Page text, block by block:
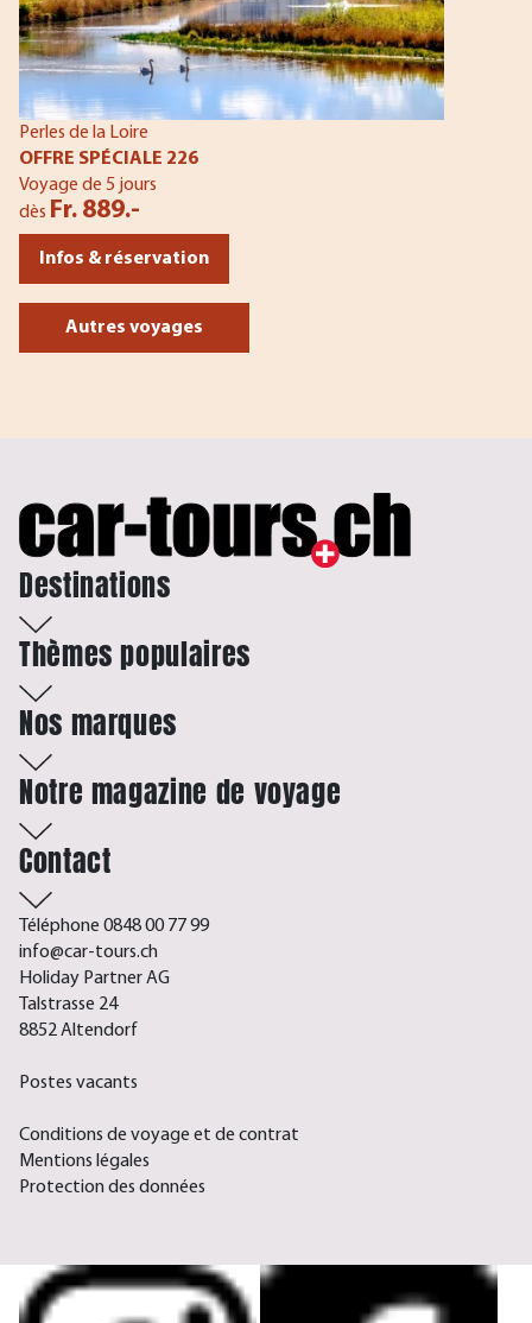
Perles de la Loire
OFFRE SPÉCIALE 226
Voyage de 5 jours
dès Fr. 889.-
Infos & réservation
Autres voyages
Destinations
Thèmes populaires
Nos marques
Notre magazine de voyage
Contact
Téléphone 0848 00 77 99
info@car-tours.ch
Holiday Partner AG
Talstrasse 24
8852 Altendorf
Postes vacants
Conditions de voyage et de contrat
Mentions légales
Protection des données